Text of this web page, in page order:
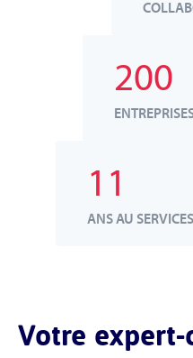
200
11
ANS AU
Votre